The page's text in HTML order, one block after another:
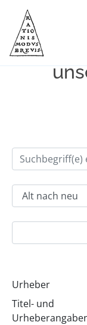
Urheber
Titel- und